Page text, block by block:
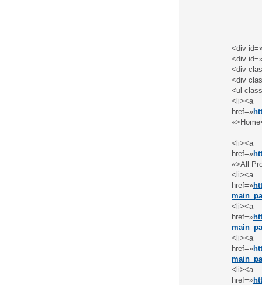
<div
<div
<div
<div
<ul
<li><a
href=»
<li><a
href=»
«>All
<li><a
href=»
<li><a
href=»
<li><a
href=»
<li><a
href=»